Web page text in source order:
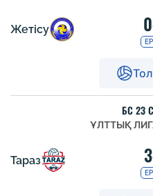
Жетісу
БС 23
ҰЛТТЫҚ
Тараз